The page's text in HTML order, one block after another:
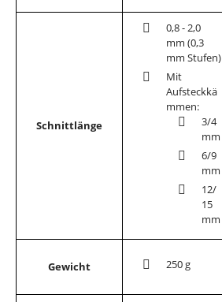
Schnittlänge
0,8 - 2,0
mm (0,3
mm Stufen)
Mit
Aufsteckkä
mmen:
3/4
mm
6/9
mm
12/
15
mm
Gewicht 250 g